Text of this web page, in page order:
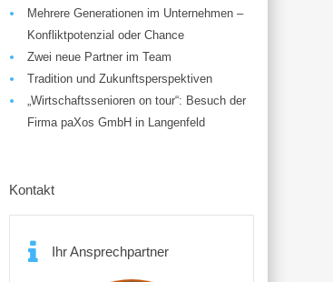
Mehrere Generationen im Unternehmen –
Konfliktpotenzial oder Chance
Zwei neue Partner im Team
Tradition und Zukunftsperspektiven
„Wirtschaftssenioren on tour“: Besuch der
Firma paXos GmbH in Langenfeld
Kontakt
Ihr Ansprechpartner